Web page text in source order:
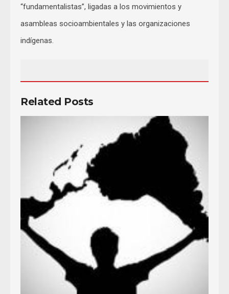
“fundamentalistas”, ligadas a los movimientos y
asambleas socioambientales y las organizaciones
indígenas.
Related Posts